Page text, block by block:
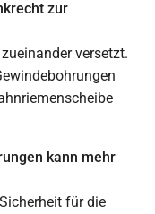
zur
versetzt.
kann mehr
für die